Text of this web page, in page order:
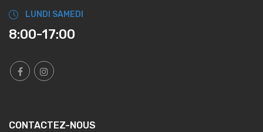
LUNDI SAMEDI
8:00-17:00
CONTACTEZ-NOUS